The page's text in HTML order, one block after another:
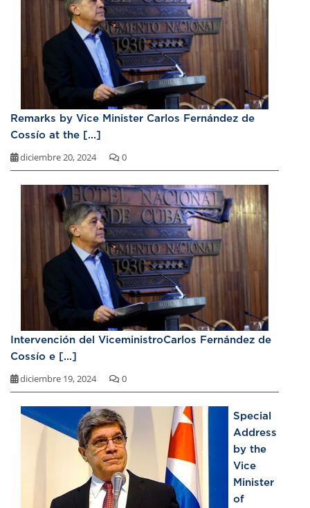
Remarks by Vice Minister Carlos Fernández de
Cossío at the [...]
diciembre 20, 2024 0
Intervención del ViceministroCarlos Fernández de
Cossío e [...]
diciembre 19, 2024 0
Special
Address
by the
Vice
Minister
of